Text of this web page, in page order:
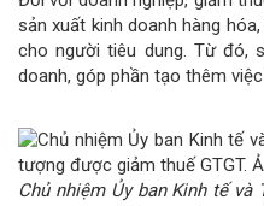
sản xuất kinh doanh hàng
cho người tiêu dung. Từ đó,
doanh, góp phần tạo thêm
Chủ nhiệm Ủy ban Kinh tế